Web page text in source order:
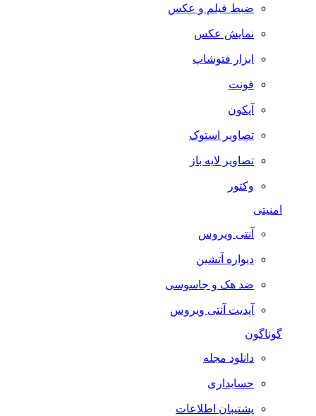
ضبط فيلم و عكس
نمایش عکس
ابزار فتوشاپ
فونت
آیکون
تصاویر استوک
تصاویر لایه باز
وکتور
آنتی ویروس
دیواره آتشین
ضد هک و جاسوسی
آپدیت آنتی ویروس
گوناگون
دانلود مجله
حسابداری
پشتیبان اطلاعات